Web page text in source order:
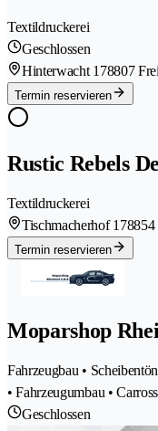
Textildruckerei
Geschlossen
Hinterwacht 178807
Termin reservieren
Rustic Rebels
Textildruckerei
Tischmacherhof 178854
Termin reservieren
Moparshop
Fahrzeugbau •
• Fahrzeugumbau •
Geschlossen